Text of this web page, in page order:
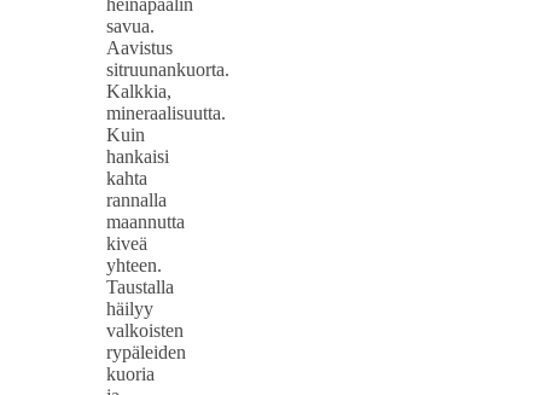
heinäpaalin
savua.
Aavistus
sitruunankuorta.
Kalkkia,
mineraalisuutta.
Kuin
hankaisi
kahta
rannalla
maannutta
kiveä
yhteen.
Taustalla
häilyy
valkoisten
rypäleiden
kuoria